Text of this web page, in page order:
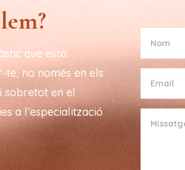
que està
no només en els
sobretot en el
a l’especialització